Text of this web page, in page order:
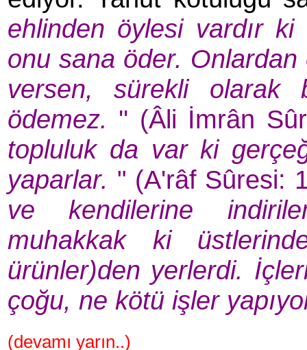
ehlinden öylesi vardır
onu sana öder.
versen, sürekli olarak
ödemez. '' (Âli İmrân
topluluk da var ki
yaparlar. " (A'râf Sûresi:
ve kendilerine
muhakkak ki
ürünler)den yerlerdi.
çoğu, ne kötü işler
(devamı yarın..)